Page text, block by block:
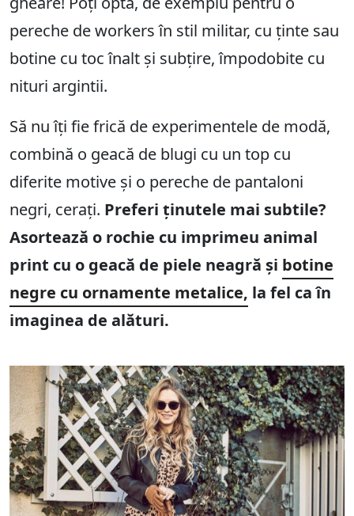
pereche de workers în stil militar, cu ținte sau
botine cu toc înalt și subțire, împodobite cu
nituri argintii.
Să nu îți fie frică de experimentele de modă,
combină o geacă de blugi cu un top cu
diferite motive și o pereche de pantaloni
negri, cerați. Preferi ținutele mai subtile?
Asortează o rochie cu imprimeu animal
print cu o geacă de piele neagră și botine
negre cu ornamente metalice, la fel ca în
imaginea de alături.